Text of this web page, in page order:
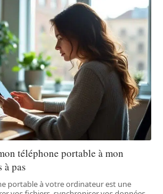
téléphone portable à mon
à pas
portable à votre ordinateur est une